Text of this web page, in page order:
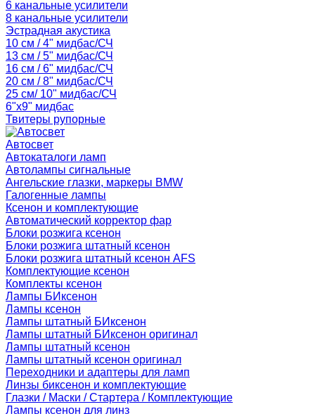
6 канальные усилители
8 канальные усилители
Эстрадная акустика
10 см / 4" мидбас/СЧ
13 см / 5" мидбас/СЧ
16 см / 6" мидбас/СЧ
20 см / 8" мидбас/СЧ
25 см/ 10" мидбас/СЧ
6"x9" мидбас
Твитеры рупорные
Автосвет
Автокаталоги ламп
Автолампы сигнальные
Ангельские глазки, маркеры BMW
Галогенные лампы
Ксенон и комплектующие
Автоматический корректор фар
Блоки розжига ксенон
Блоки розжига штатный ксенон
Блоки розжига штатный ксенон AFS
Комплектующие ксенон
Комплекты ксенон
Лампы БИксенон
Лампы ксенон
Лампы штатный БИксенон
Лампы штатный БИксенон оригинал
Лампы штатный ксенон
Лампы штатный ксенон оригинал
Переходники и адаптеры для ламп
Линзы биксенон и комплектующие
Глазки / Маски / Стартера / Комплектующие
Лампы ксенон для линз